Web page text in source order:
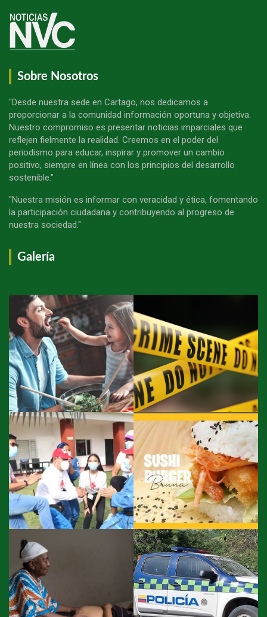
Sobre Nosotros
"Desde nuestra sede en Cartago, nos dedicamos a
proporcionar a la comunidad información oportuna y objetiva.
Nuestro compromiso es presentar noticias imparciales que
reflejen fielmente la realidad. Creemos en el poder del
periodismo para educar, inspirar y promover un cambio
positivo, siempre en línea con los principios del desarrollo
sostenible."
"Nuestra misión es informar con veracidad y ética, fomentando
la participación ciudadana y contribuyendo al progreso de
nuestra sociedad."
Galería